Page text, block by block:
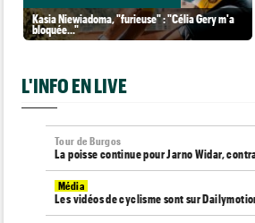
Kasia Niewiadoma, "furieuse" : "Célia Gery m'a
bloquée..."
L'INFO EN LIVE
Tour de Burgos
La poisse continue pour Jarno Widar,
Média
Les vidéos de cyclisme sont sur